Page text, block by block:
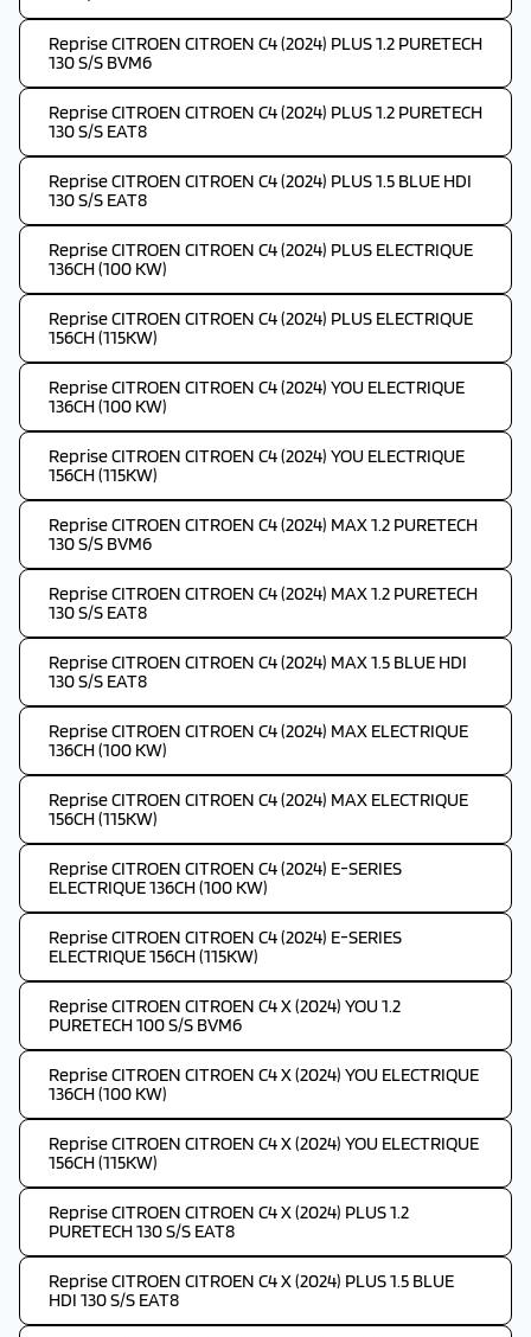
Reprise CITROEN CITROEN C4 (2024) PLUS 1.2 PURETECH
130 S/S BVM6
Reprise CITROEN CITROEN C4 (2024) PLUS 1.2 PURETECH
130 S/S EAT8
Reprise CITROEN CITROEN C4 (2024) PLUS 1.5 BLUE HDI
130 S/S EAT8
Reprise CITROEN CITROEN C4 (2024) PLUS ELECTRIQUE
136CH (100 KW)
Reprise CITROEN CITROEN C4 (2024) PLUS ELECTRIQUE
156CH (115KW)
Reprise CITROEN CITROEN C4 (2024) YOU ELECTRIQUE
136CH (100 KW)
Reprise CITROEN CITROEN C4 (2024) YOU ELECTRIQUE
156CH (115KW)
Reprise CITROEN CITROEN C4 (2024) MAX 1.2 PURETECH
130 S/S BVM6
Reprise CITROEN CITROEN C4 (2024) MAX 1.2 PURETECH
130 S/S EAT8
Reprise CITROEN CITROEN C4 (2024) MAX 1.5 BLUE HDI
130 S/S EAT8
Reprise CITROEN CITROEN C4 (2024) MAX ELECTRIQUE
136CH (100 KW)
Reprise CITROEN CITROEN C4 (2024) MAX ELECTRIQUE
156CH (115KW)
Reprise CITROEN CITROEN C4 (2024) E-SERIES
ELECTRIQUE 136CH (100 KW)
Reprise CITROEN CITROEN C4 (2024) E-SERIES
ELECTRIQUE 156CH (115KW)
Reprise CITROEN CITROEN C4 X (2024) YOU 1.2
PURETECH 100 S/S BVM6
Reprise CITROEN CITROEN C4 X (2024) YOU ELECTRIQUE
136CH (100 KW)
Reprise CITROEN CITROEN C4 X (2024) YOU ELECTRIQUE
156CH (115KW)
Reprise CITROEN CITROEN C4 X (2024) PLUS 1.2
PURETECH 130 S/S EAT8
Reprise CITROEN CITROEN C4 X (2024) PLUS 1.5 BLUE
HDI 130 S/S EAT8